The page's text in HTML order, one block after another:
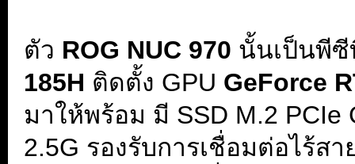
ตัว ROG NUC 970 นั้นเป็นพี
185H ติดตั้ง GPU GeForce
มาให้พร้อม มี SSD M.2
2.5G รองรับการเชื่อมต่อไร้ส